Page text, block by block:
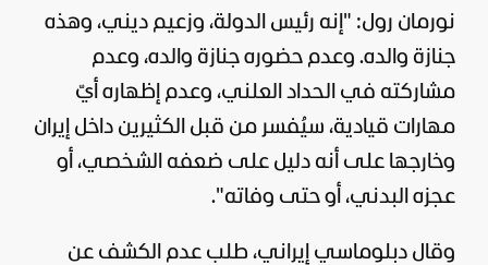
نورمان رول: "إنه رئيس الدولة، وزعيم ديني، وهذه
جنازة والده. وعدم حضوره جنازة والده، وعدم
مشاركته في الحداد العلني، وعدم إظهاره أيّ
مهارات قيادية، سيُفسر من قبل الكثيرين داخل إيران
وخارجها على أنه دليل على ضعفه الشخصي، أو
عجزه البدني، أو حتى وفاته".
وقال دبلوماسي إيراني، طلب عدم الكشف عن